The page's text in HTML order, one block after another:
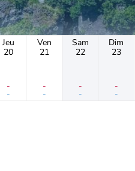
Jeu
20
-
-
Ven
21
-
-
Sam
22
-
-
Dim
23
-
-